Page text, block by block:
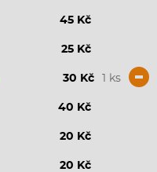
45 Kč
25 Kč
30 Kč 1 ks -
40 Kč
20 Kč
20 Kč